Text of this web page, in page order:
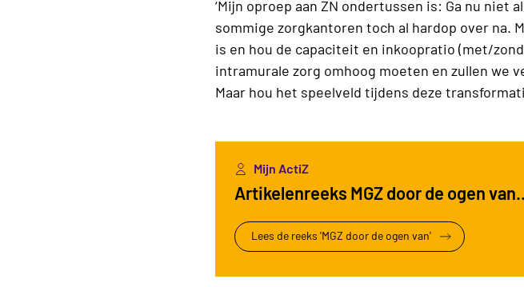
‘Mijn oproep aan ZN ondertussen is: Ga nu
sommige zorgkantoren toch al hardop over na.
is en hou de capaciteit en inkoopratio (met/
intramurale zorg omhoog moeten en zullen we
Maar hou het speelveld tijdens deze
Mijn ActiZ
Artikelenreeks MGZ door de ogen van..
Lees de reeks 'MGZ door de ogen van'